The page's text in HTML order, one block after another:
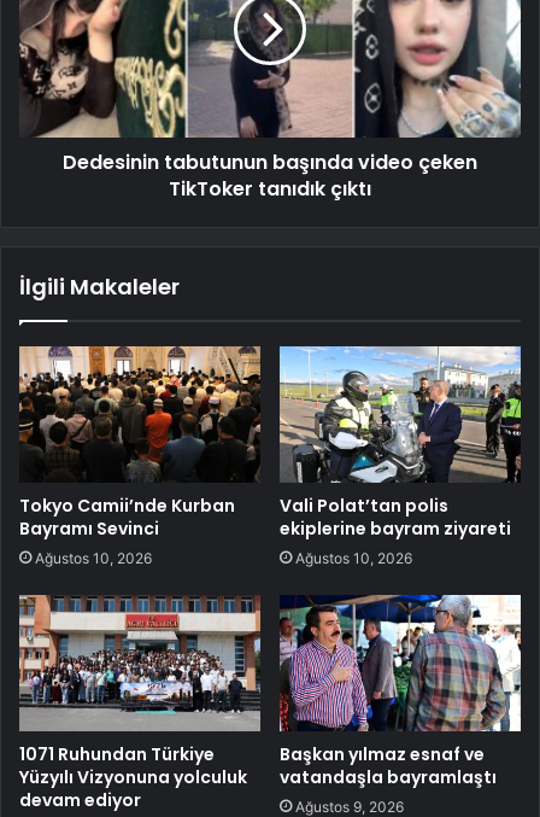
Dedesinin tabutunun başında video çeken
TikToker tanıdık çıktı
İlgili Makaleler
Tokyo Camii’nde Kurban
Bayramı Sevinci
Ağustos 10, 2026
Vali Polat’tan polis
ekiplerine bayram ziyareti
Ağustos 10, 2026
1071 Ruhundan Türkiye
Yüzyılı Vizyonuna yolculuk
devam ediyor
Başkan yılmaz esnaf ve
vatandaşla bayramlaştı
Ağustos 9, 2026